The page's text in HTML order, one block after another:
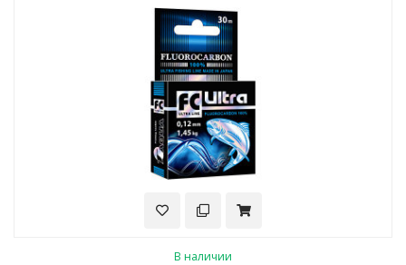
В наличии